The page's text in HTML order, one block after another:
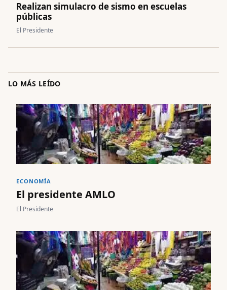
Realizan simulacro de sismo en escuelas
públicas
El Presidente
LO MÁS LEÍDO
ECONOMÍA
El presidente AMLO
El Presidente